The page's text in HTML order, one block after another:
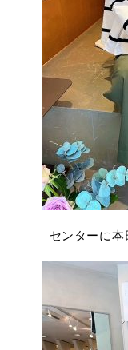
センターに本